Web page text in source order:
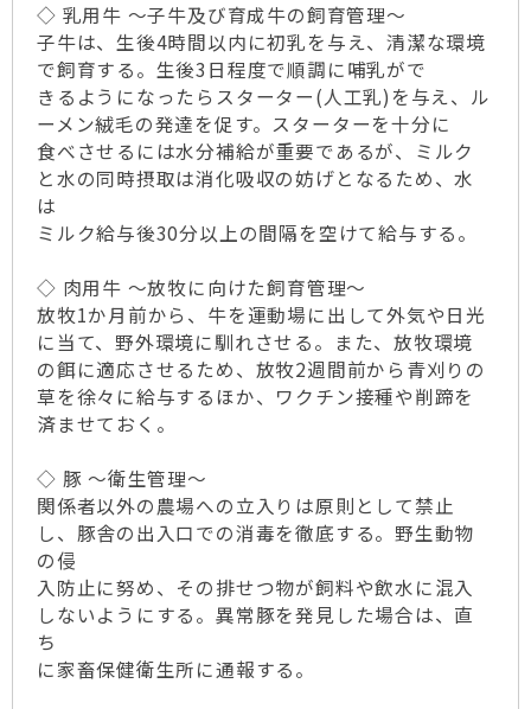
◇ 乳用牛 ～子牛及び育成牛の飼育管理～
子牛は、生後4時間以内に初乳を与え、清潔な環境
で飼育する。生後3日程度で順調に哺乳がで
きるようになったらスターター(人工乳)を与え、ル
ーメン絨毛の発達を促す。スターターを十分に
食べさせるには水分補給が重要であるが、ミルク
と水の同時摂取は消化吸収の妨げとなるため、水
は
ミルク給与後30分以上の間隔を空けて給与する。
◇ 肉用牛 ～放牧に向けた飼育管理～
放牧1か月前から、牛を運動場に出して外気や日光
に当て、野外環境に馴れさせる。また、放牧環境
の餌に適応させるため、放牧2週間前から青刈りの
草を徐々に給与するほか、ワクチン接種や削蹄を
済ませておく。
◇ 豚 ～衛生管理～
関係者以外の農場への立入りは原則として禁止
し、豚舎の出入口での消毒を徹底する。野生動物
の侵
入防止に努め、その排せつ物が飼料や飲水に混入
しないようにする。異常豚を発見した場合は、直
ち
に家畜保健衛生所に通報する。